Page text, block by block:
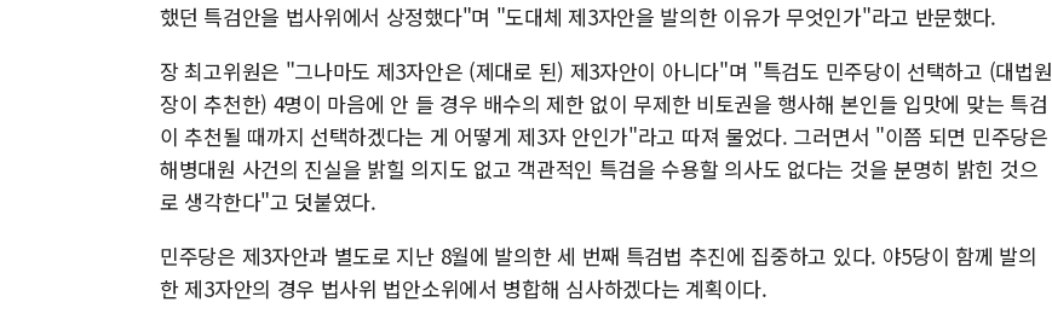
했던 특검안을 법사위에서 상정했다"며 "도대체 제3자안을 발의한 이유가 무엇인가"라고 반문했다.
장 최고위원은 "그나마도 제3자안은 (제대로 된) 제3자안이 아니다"며 "특검도 민주당이 선택하고 (대법원
장이 추천한) 4명이 마음에 안 들 경우 배수의 제한 없이 무제한 비토권을 행사해 본인들 입맛에 맞는 특검
이 추천될 때까지 선택하겠다는 게 어떻게 제3자 안인가"라고 따져 물었다. 그러면서 "이쯤 되면 민주당은
해병대원 사건의 진실을 밝힐 의지도 없고 객관적인 특검을 수용할 의사도 없다는 것을 분명히 밝힌 것으
로 생각한다"고 덧붙였다.
민주당은 제3자안과 별도로 지난 8월에 발의한 세 번째 특검법 추진에 집중하고 있다. 야5당이 함께 발의
한 제3자안의 경우 법사위 법안소위에서 병합해 심사하겠다는 계획이다.